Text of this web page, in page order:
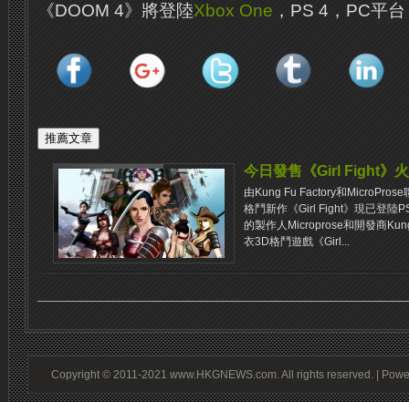
《DOOM 4》將登陸Xbox One ，PS 4，PC平
今日發售《Girl Fight》
由Kung Fu Factory和
格鬥新作《Girl Fight》現已登陸
的製作人Microprose和開發商
衣3D格鬥遊戲《Girl...
Copyright © 2011-2021 www.HKGNEWS.com. All rights reserved. |